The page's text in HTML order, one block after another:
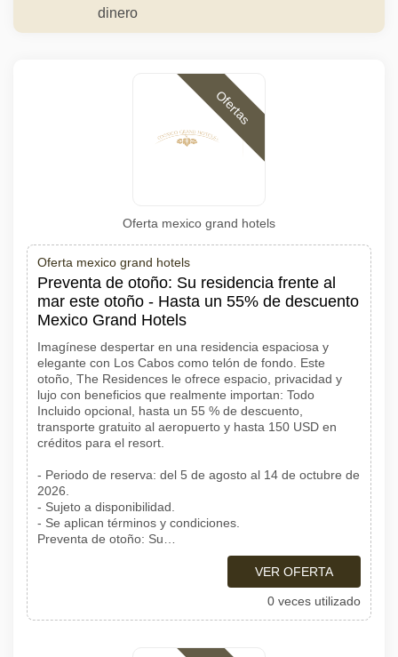
dinero
Ofertas
Oferta mexico grand hotels
Oferta mexico grand hotels
Preventa de otoño: Su residencia frente al
mar este otoño - Hasta un 55% de descuento
Mexico Grand Hotels
Imagínese despertar en una residencia espaciosa y
elegante con Los Cabos como telón de fondo. Este
otoño, The Residences le ofrece espacio, privacidad y
lujo con beneficios que realmente importan: Todo
Incluido opcional, hasta un 55 % de descuento,
transporte gratuito al aeropuerto y hasta 150 USD en
créditos para el resort.
- Periodo de reserva: del 5 de agosto al 14 de octubre de
2026.
- Sujeto a disponibilidad.
- Se aplican términos y condiciones.
Preventa de otoño: Su…
VER OFERTA
0 veces utilizado